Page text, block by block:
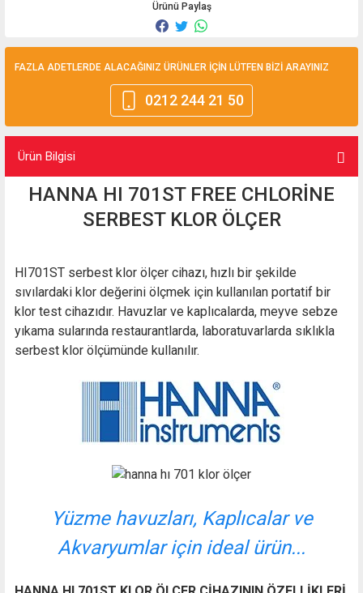
Ürünü Paylaş
FAZLA ADETLERDE ALACAĞINIZ ÜRÜNLER İÇİN LÜTFEN BİZİ ARAYINIZ
0212 244 21 50
Ürün Bilgisi
HANNA HI 701ST FREE CHLORİNE
SERBEST KLOR ÖLÇER
HI701ST serbest klor ölçer cihazı, hızlı bir şekilde
sıvılardaki klor değerini ölçmek için kullanılan portatif bir
klor test cihazıdır. Havuzlar ve kaplıcalarda, meyve sebze
yıkama sularında restaurantlarda, laboratuvarlarda sıklıkla
serbest klor ölçümünde kullanılır.
Yüzme havuzları, Kaplıcalar ve
Akvaryumlar için ideal ürün...